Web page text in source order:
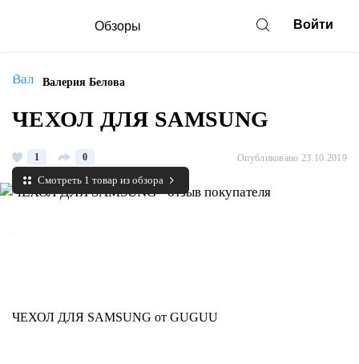
Обзоры Войти
Валерия Белова
ЧЕХОЛ ДЛЯ SAMSUNG
1 0 Опубликовано 23.10.2019
Смотреть 1 товар из обзора
ЧЕХОЛ ДЛЯ SAMSUNG от GUGUU